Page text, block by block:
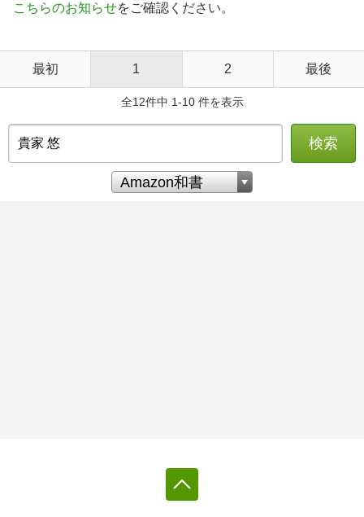
こちらのお知らせをご確認ください。
最初 1 2 最後
全12件中 1-10 件を表示
検索